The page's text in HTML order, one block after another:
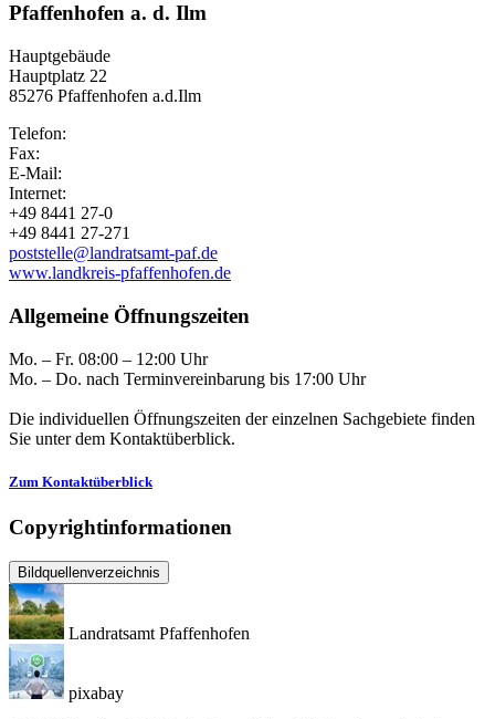
Pfaffenhofen a. d. Ilm
Hauptgebäude
Hauptplatz 22
85276 Pfaffenhofen a.d.Ilm
Telefon:
Fax:
E-Mail:
Internet:
+49 8441 27-0
+49 8441 27-271
poststelle@landratsamt-paf.de
www.landkreis-pfaffenhofen.de
Allgemeine Öffnungszeiten
Mo. – Fr. 08:00 – 12:00 Uhr
Mo. – Do. nach Terminvereinbarung bis 17:00 Uhr
Die individuellen Öffnungszeiten der einzelnen Sachgebiete finden
Sie unter dem Kontaktüberblick.
Zum Kontaktüberblick
Copyrightinformationen
Bildquellenverzeichnis
Landratsamt Pfaffenhofen
pixabay